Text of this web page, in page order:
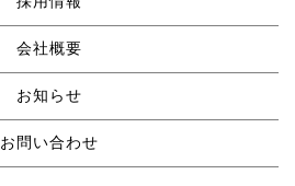
会社概要
お知らせ
お問い合わせ